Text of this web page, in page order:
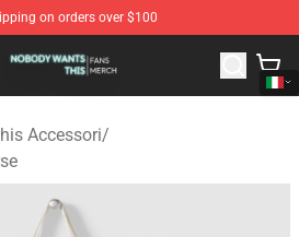
on orders over $100
Shop - Official Nobody Wants This
Accessori/